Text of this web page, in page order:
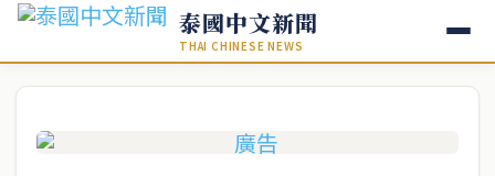
泰國中文新聞
THAI CHINESE NEWS